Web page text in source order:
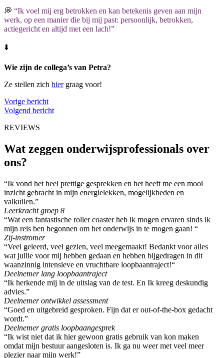
💭 “Ik voel mij erg betrokken en kan betekenis geven aan mijn
werk, op een manier die bij mij past: persoonlijk, betrokken,
actiegericht en altijd met een lach!”
⬇️
Wie zijn de collega’s van Petra?
Ze stellen zich hiergraag voor!
Vorige bericht
Volgend bericht
REVIEWS
Wat zeggen onderwijsprofessionals over
ons?
“Ik vond het heel prettige gesprekken en het heeft me een mooi
inzicht gebracht in mijn energielekken, mogelijkheden en
valkuilen.”
Leerkracht groep 8
“Wat een fantastische roller coaster heb ik mogen ervaren sinds ik
mijn reis ben begonnen om het onderwijs in te mogen gaan! “
Zij-instromer
“Veel geleerd, veel gezien, veel meegemaakt! Bedankt voor alles
wat jullie voor mij hebben gedaan en hebben bijgedragen in dit
waanzinnig intensieve en vruchtbare loopbaantraject!“
Deelnemer lang loopbaantraject
“Ik herkende mij in de uitslag van de test. En Ik kreeg deskundig
advies.”
Deelnemer ontwikkel assessment
“Goed en uitgebreid gesproken. Fijn dat er out-of-the-box gedacht
wordt.”
Deelnemer gratis loopbaangesprek
“Ik wist niet dat ik hier gewoon gratis gebruik van kon maken
omdat mijn bestuur aangesloten is. Ik ga nu weer met veel meer
plezier naar mijn werk!”